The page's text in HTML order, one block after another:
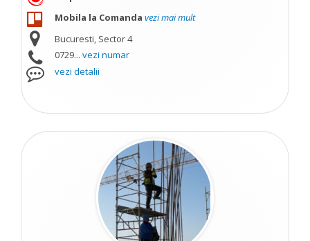
Mobila la Comanda vezi mai mult
Bucuresti, Sector 4
0729... vezi numar
vezi detalii